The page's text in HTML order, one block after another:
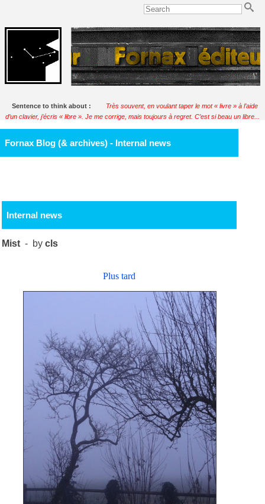
Sentence to think about :
Très souvent, en voulant taper le mot « livre » à l’aide
d’un clavier, j’écris « libre ». Je me corrige, mais toujours à regret. C’est si beau un libre...
Fornax Blog (& archives) - Internal news
Internal news
Mist - bycls
Plus tard